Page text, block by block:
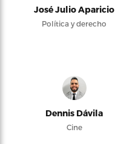
José Julio Aparicio
Política y derecho
Dennis Dávila
Cine